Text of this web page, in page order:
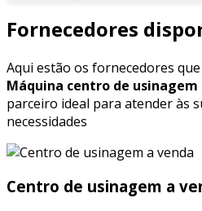
Fornecedores
Aqui estão os fornecedores
Máquina centro de usinagem
parceiro ideal para atender às
necessidades
Centro de usinagem a